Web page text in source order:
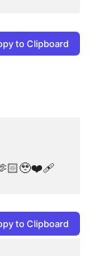
to Clipboard
to Clipboard